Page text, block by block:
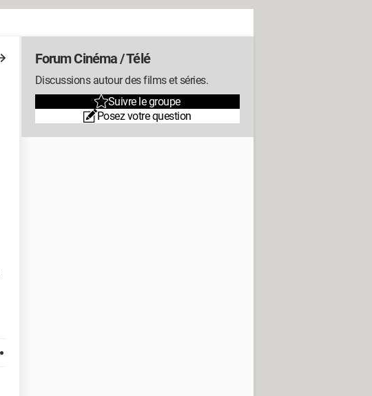
Forum Cinéma / Télé
Discussions autour des films et séries.
Suivre le groupe
Posez votre question